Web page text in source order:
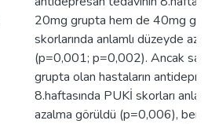
20mg grupta hem de 40mg
skorlarında anlamlı düzeyde
(p=0,001; p=0,002). Ancak
grupta olan hastaların
8.haftasında PUKİ skorları
azalma görüldü (p=0,006),